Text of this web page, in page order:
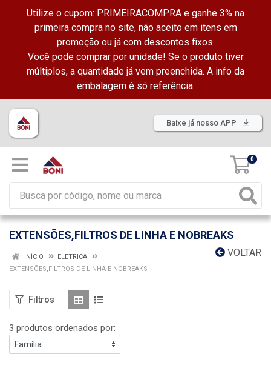
Utilize o cupom: PRIMEIRACOMPRA e ganhe 3% na
primeira compra no site, não aceito em itens em
promoção ou já com descontos fixos.
Você pode comprar por unidade! Se o produto tiver
múltiplos, a quantidade já vem preenchida. A info da
embalagem é só referência.
Baixe já nosso APP
0
EXTENSÕES,FILTROS DE LINHA E NOBREAKS
VOLTAR
INÍCIO
ELÉTRICA
EXTENSÕES,FILTROS DE LINHA E NOBREAKS
Filtros
3 produtos ordenados por: